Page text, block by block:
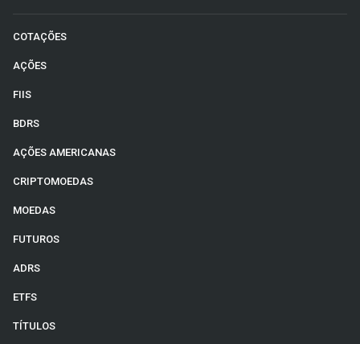
COTAÇÕES
AÇÕES
FIIS
BDRS
AÇÕES AMERICANAS
CRIPTOMOEDAS
MOEDAS
FUTUROS
ADRS
ETFS
TÍTULOS